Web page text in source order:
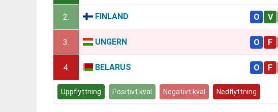
2. FINLAND
3. UNGERN
4. BELARUS
Uppflyttning Positivt kval Negativt kval Nedflyttning